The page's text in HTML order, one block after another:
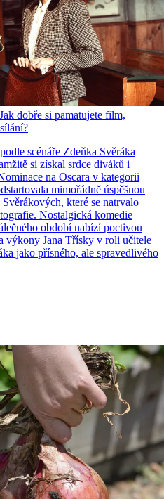
dobře si pamatujete film,
scénáře Zdeňka Svěráka
si získal srdce diváků i
na Oscara v kategorii
mimořádně úspěšnou
které se natrvalo
Nostalgická komedie
období nabízí poctivou
výkony Jana Třísky v roli učitele
jako přísného, ale spravedlivého